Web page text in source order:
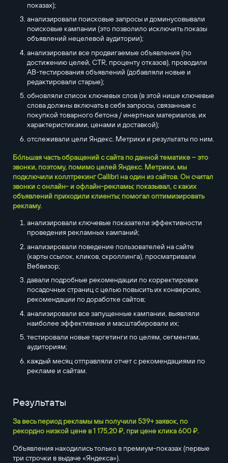
показах);
анализировали поисковые запросы и доминусовывали
поисковые кампании (это позволило исключить показы
объявлений нецелевой аудитории);
анализировали все продвигаемые объявления (по
достижению целей, CTR, проценту отказов), проводили
АВ-тестирования объявлений (добавляли новые и
редактировали старые);
обновляли список ключевых слов (в этой нише ключевые
слова должны включать в себя запросы, связанные с
покупкой товарного бетона / инертных материалов, их
характеристиками, ценами и доставкой);
отслеживали цели Яндекс. Метрики и результаты по ним.
Бо́льшая часть обращений с сайта по данной тематике – это
звонки, поэтому, помимо целей Яндекс. Метрики, мы
подключили коллтрекинг Callibri на один из сайтов. Он считал
звонки с онлайн- и офлайн-рекламы; показывал, с каких
объявлений приходили клиенты; помогал оптимизировать
рекламу.
анализировали ключевые показатели эффективности
проведения рекламных кампаний;
анализировали поведение пользователей на сайте
(карты ссылок, кликов, скроллинга), просматривали
Вебвизор;
давали подробные рекомендации по корректировке
посадочных страниц с целью повысить их конверсию,
рекомендации по доработке сайтов;
анализировали все запущенные кампании, выявляли
наиболее эффективные и масштабировали их;
тестировали новые таргетинги по целям, сегментам,
аудиториям;
каждый месяц отправляли отчет с рекомендациями по
рекламе и сайтам.
Результаты
За весь период рекламы мы получили 539+ заявок, по
рекордно низкой цене в 1 175,20 ₽, при цене клика 600 ₽.
Объявления находились только в премиум-показах (первые
три строчки в выдаче «Яндекса»).